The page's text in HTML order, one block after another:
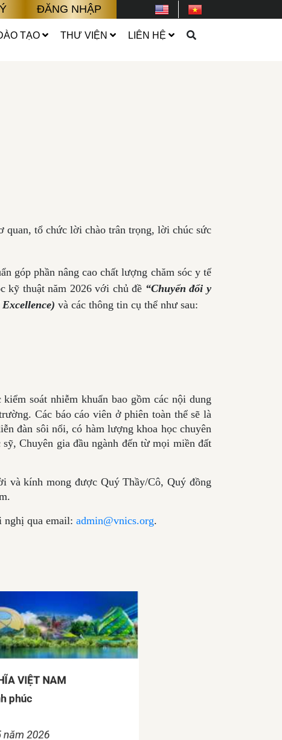
ĐĂNG NHẬP
TẠO THƯ VIỆN LIÊN HỆ
tổ chức lời chào trân trọng, lời chúc sức
góp phần nâng cao chất lượng chăm sóc y tế
kỹ thuật năm 2026 với chủ đề “Chuyển đổi y
và các thông tin cụ thể như sau:
soát nhiễm khuẩn bao gồm các nội dung
Các báo cáo viên ở phiên toàn thể sẽ là
đàn sôi nổi, có hàm lượng khoa học chuyên
Chuyên gia đầu ngành đến từ mọi miền đất
kính mong được Quý Thầy/Cô, Quý đồng
qua email: admin@vnics.org.